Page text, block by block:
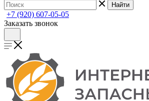
Найти
+7 (920) 607-05-05
Заказать звонок